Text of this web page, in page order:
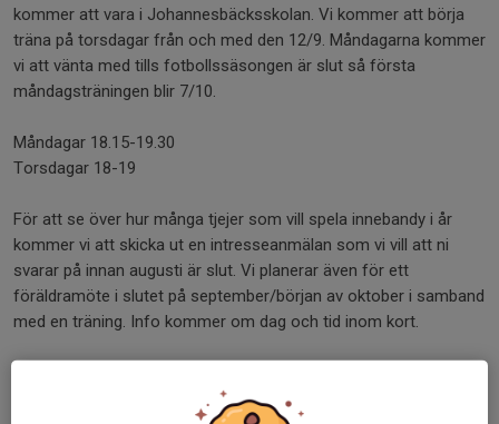
kommer att vara i Johannesbäcksskolan. Vi kommer att börja
träna på torsdagar från och med den 12/9. Måndagarna kommer
vi att vänta med tills fotbollssäsongen är slut så första
måndagsträningen blir 7/10.
Måndagar 18.15-19.30
Torsdagar 18-19
För att se över hur många tjejer som vill spela innebandy i år
kommer vi att skicka ut en intresseanmälan som vi vill att ni
svarar på innan augusti är slut. Vi planerar även för ett
föräldramöte i slutet på september/början av oktober i samband
med en träning. Info kommer om dag och tid inom kort.